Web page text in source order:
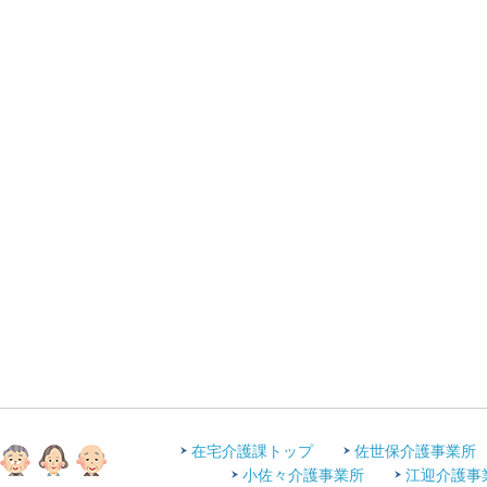
在宅介護課トップ
佐世保介護事業所
小佐々介護事業所
江迎介護事